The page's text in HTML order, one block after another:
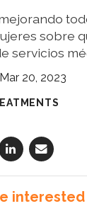
sobre
servicios
Mar 20, 2023
interested